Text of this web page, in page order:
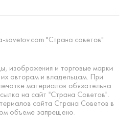
"Страна советов"
изображения и торговые марки
авторам и владельцам. При
материалов обязательна
на сайт "Страна Советов".
сайта Страна Советов в
объеме запрещено.